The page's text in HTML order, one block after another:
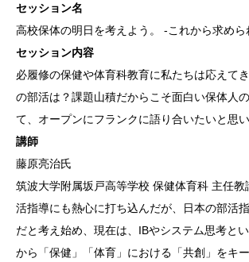
セッション名
高校保体の明日を考えよう。 -これから求め
セッション内容
必履修の保健や体育科教育に私たちは応えて
の部活は？課題山積だからこそ面白い保体人
て、オープンにフランクに語り合いたいと思い
講師
藤原亮治氏
筑波大学附属坂戸高等学校 保健体育科 主任
活指導にも熱心に打ち込んだが、日本の部活
だと考え始め、現在は、IBやシステム思考と
から「保健」「体育」における「共創」をキ